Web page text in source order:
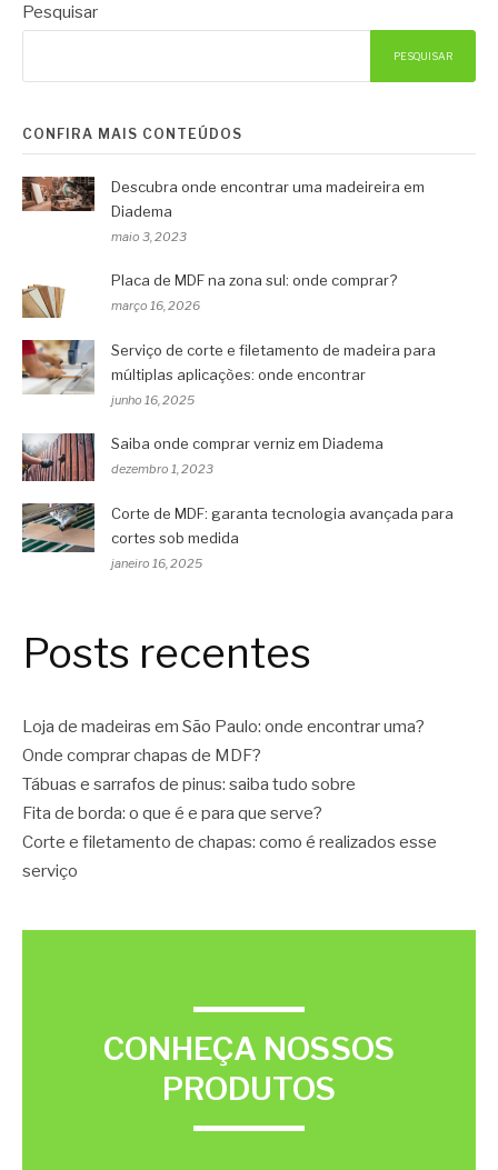
Pesquisar
PESQUISAR
CONFIRA MAIS CONTEÚDOS
Descubra onde encontrar uma madeireira em
Diadema
maio 3, 2023
Placa de MDF na zona sul: onde comprar?
março 16, 2026
Serviço de corte e filetamento de madeira para
múltiplas aplicações: onde encontrar
junho 16, 2025
Saiba onde comprar verniz em Diadema
dezembro 1, 2023
Corte de MDF: garanta tecnologia avançada para
cortes sob medida
janeiro 16, 2025
Posts recentes
Loja de madeiras em São Paulo: onde encontrar uma?
Onde comprar chapas de MDF?
Tábuas e sarrafos de pinus: saiba tudo sobre
Fita de borda: o que é e para que serve?
Corte e filetamento de chapas: como é realizados esse
serviço
CONHEÇA NOSSOS
PRODUTOS